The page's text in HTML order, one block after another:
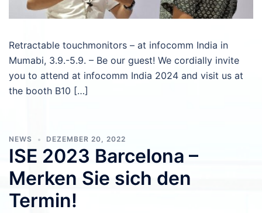
Retractable touchmonitors – at infocomm India in
Mumabi, 3.9.-5.9. – Be our guest! We cordially invite
you to attend at infocomm India 2024 and visit us at
the booth B10 […]
NEWS DEZEMBER 20, 2022
ISE 2023 Barcelona –
Merken Sie sich den
Termin!